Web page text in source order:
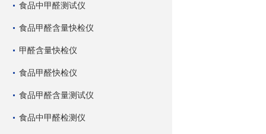
食品中甲醛测试仪
食品甲醛含量快检仪
甲醛含量快检仪
食品甲醛快检仪
食品甲醛含量测试仪
食品中甲醛检测仪